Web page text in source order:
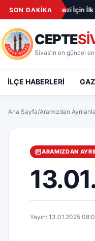
İçeriğe geç
SON DAKİKA
Sağlığı Merkezi İçin İlk
CEPTE
Sivas’ın en güncel
İLÇE HABERLERİ
Ana Sayfa/Aramızdan
ARAMIZDAN
Yayın: 13.01.2025